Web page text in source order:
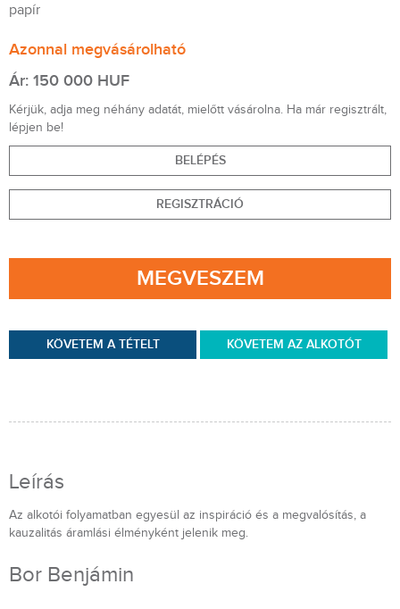
papír
Azonnal megvásárolható
Ár: 150 000 HUF
Kérjük, adja meg néhány adatát, mielőtt vásárolna. Ha már regisztrált,
lépjen be!
BELÉPÉS
REGISZTRÁCIÓ
MEGVESZEM
KÖVETEM A TÉTELT KÖVETEM AZ ALKOTÓT
Leírás
Az alkotói folyamatban egyesül az inspiráció és a megvalósítás, a
kauzalitás áramlási élményként jelenik meg.
Bor Benjámin